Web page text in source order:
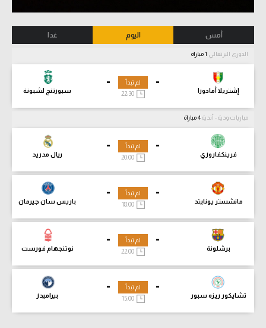
أمس اليوم غدا
الدوري البرتغالي
-
إشتريلا أمادورا
-
سبورتنج لشبونة
لم تبدأ
مباريات ودية - أندية
-
فرينكفاروزي
-
ريال مدريد
لم تبدأ
-
مانشستر يونايتد
-
باريس سان جيرمان
لم تبدأ
18:00
-
برشلونة
-
نوتنجهام فورست
لم تبدأ
-
تشايكور ريزه سبور
-
بيراميدز
لم تبدأ
15:00